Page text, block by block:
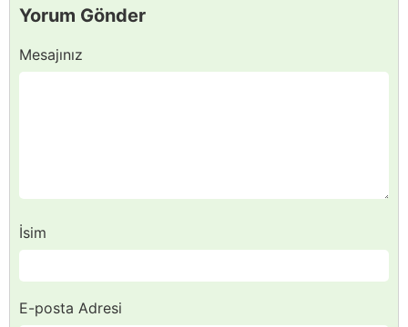
Yorum Gönder
Mesajınız
İsim
E-posta Adresi